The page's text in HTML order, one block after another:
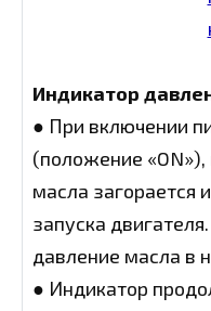
Индикатор
● При включении
(положение
масла загорается
запуска
давление масла в
● Индикатор